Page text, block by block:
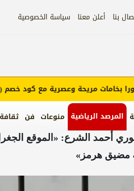
بنا أعلن معنا سياسة الخصوصية
المرصد الرياضية منوعات فن ثقافة
مريحة وعصرية مع كود خصم
أحمد الشرع: «الموقع
مضيق هرمز»